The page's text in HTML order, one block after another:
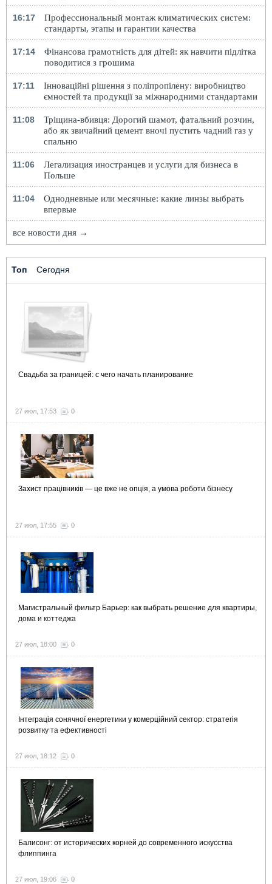
16:17
Профессиональный монтаж климатических систем:
стандарты, этапы и гарантии качества
17:14
Фінансова грамотність для дітей: як навчити підлітка
поводитися з грошима
17:11
Інноваційні рішення з поліпропілену: виробництво
ємностей та продукції за міжнародними стандартами
11:08
Тріщина-вбивця: Дорогий шамот, фатальний розчин,
або як звичайний цемент вночі пустить чадний газ у
спальню
11:06
Легализация иностранцев и услуги для бизнеса в
Польше
11:04
Однодневные или месячные: какие линзы выбрать
впервые
все новости дня →
Топ Сегодня
Свадьба за границей: с чего начать планирование
27 июл, 17:53 0
Захист працівників — це вже не опція, а умова роботи бізнесу
27 июл, 17:55 0
Магистральный фильтр Барьер: как выбрать решение для квартиры,
дома и коттеджа
27 июл, 18:00 0
Інтеграція сонячної енергетики у комерційний сектор: стратегія
розвитку та ефективності
27 июл, 18:12 0
Балисонг: от исторических корней до современного искусства
флиппинга
27 июл, 19:06 0